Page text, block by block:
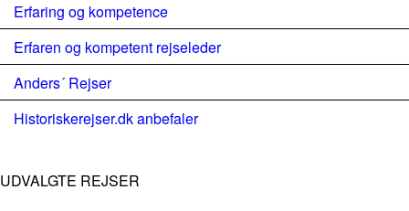
Erfaring og kompetence
Erfaren og kompetent rejseleder
Anders´ Rejser
Historiskerejser.dk anbefaler
UDVALGTE REJSER